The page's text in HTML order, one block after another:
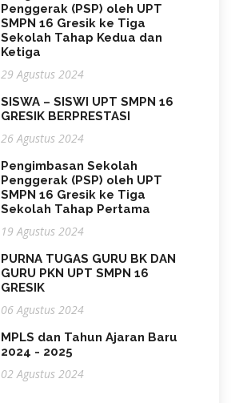
Penggerak (PSP) oleh UPT
SMPN 16 Gresik ke Tiga
Sekolah Tahap Kedua dan
Ketiga
29 Agustus 2024
SISWA – SISWI UPT SMPN 16
GRESIK BERPRESTASI
26 Agustus 2024
Pengimbasan Sekolah
Penggerak (PSP) oleh UPT
SMPN 16 Gresik ke Tiga
Sekolah Tahap Pertama
19 Agustus 2024
PURNA TUGAS GURU BK DAN
GURU PKN UPT SMPN 16
GRESIK
06 Agustus 2024
MPLS dan Tahun Ajaran Baru
2024 - 2025
02 Agustus 2024